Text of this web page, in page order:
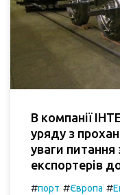
В компанії
уряду з
уваги питання
експортерів
#порт #Європа #